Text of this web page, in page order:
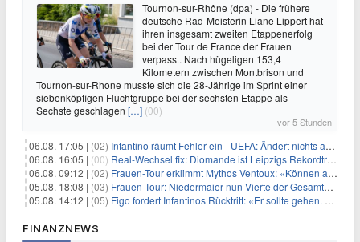
Tournon-sur-Rhône (dpa) - Die frühere
deutsche Rad-Meisterin Liane Lippert hat
ihren insgesamt zweiten Etappenerfolg
bei der Tour de France der Frauen
verpasst. Nach hügeligen 153,4
Kilometern zwischen Montbrison und
Tournon-sur-Rhone musste sich die 28-Jährige im Sprint einer
siebenköpfigen Fluchtgruppe bei der sechsten Etappe als
Sechste geschlagen […] (00)
vor 5 Stunden
06.08. 17:05 | (02) Infantino räumt Fehler ein - UEFA: Ändert nichts an Boykott
06.08. 16:05 | (00) Real-Wechsel fix: Diomande ist Leipzigs Rekordtransfer
06.08. 09:12 | (02) Frauen-Tour erklimmt Mythos Ventoux: «Können alles schaffen»
05.08. 18:08 | (03) Frauen-Tour: Niedermaier nun Vierte der Gesamtwertung
05.08. 14:12 | (05) Figo fordert Infantinos Rücktritt: «Er sollte gehen. Jetzt»
FINANZNEWS